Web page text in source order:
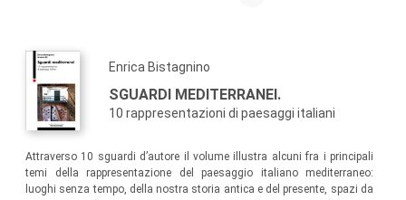
Enrica Bistagnino
SGUARDI MEDITERRANEI.
10 rappresentazioni di paesaggi italiani
Attraverso 10 sguardi d’autore il volume illustra alcuni fra i principali
temi della rappresentazione del paesaggio italiano mediterraneo:
luoghi senza tempo, della nostra storia antica e del presente, spazi da